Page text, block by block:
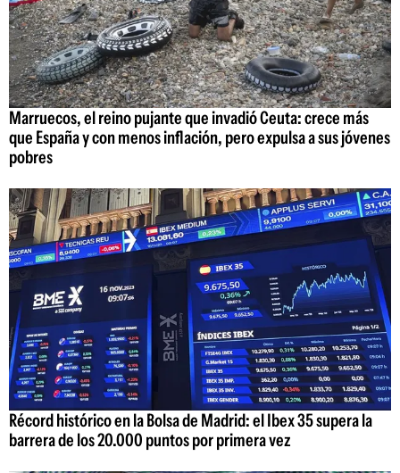
Marruecos, el reino pujante que invadió Ceuta: crece más
que España y con menos inflación, pero expulsa a sus jóvenes
pobres
Récord histórico en la Bolsa de Madrid: el Ibex 35 supera la
barrera de los 20.000 puntos por primera vez